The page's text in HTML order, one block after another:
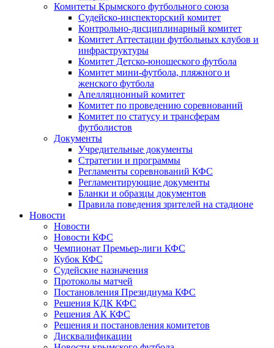
Комитеты Крымского футбольного союза
Судейско-инспекторский комитет
Контрольно-дисциплинарный комитет
Комитет Аттестации футбольных клубов и
инфраструктуры
Комитет Детско-юношеского футбола
Комитет мини-футбола, пляжного и
женского футбола
Апелляционный комитет
Комитет по проведению соревнований
Комитет по статусу и трансферам
футболистов
Документы
Учредительные документы
Стратегии и программы
Регламенты соревнований КФС
Регламентирующие документы
Бланки и образцы документов
Правила поведения зрителей на стадионе
Новости
Новости
Новости КФС
Чемпионат Премьер-лиги КФС
Кубок КФС
Судейские назначения
Протоколы матчей
Постановления Президиума КФС
Решения КДК КФС
Решения АК КФС
Решения и постановления комитетов
Дисквалификации